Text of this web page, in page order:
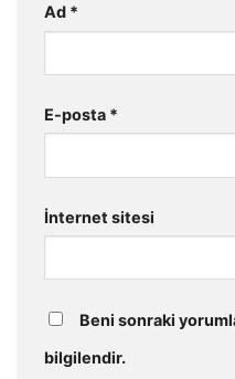
Ad *
E-posta *
İnternet sitesi
Beni sonraki
bilgilendir.